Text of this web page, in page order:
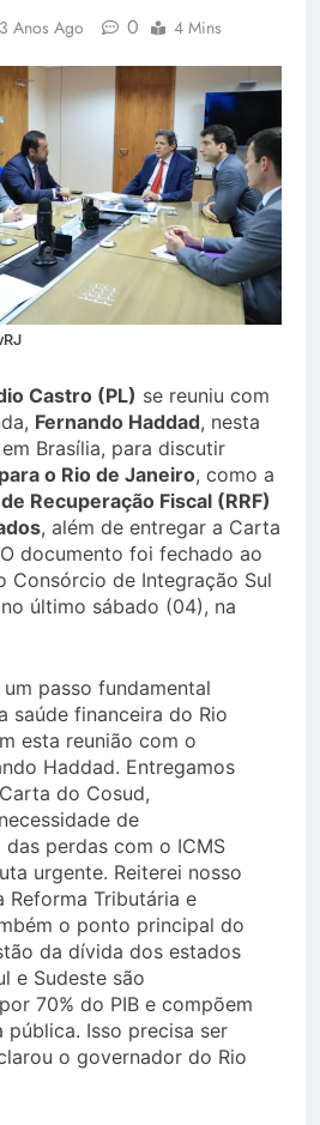
3 Anos Ago 0 4 Mins
Castro (PL) se reuniu com
Fernando Haddad, nesta
Brasília, para discutir
o Rio de Janeiro, como a
Recuperação Fiscal (RRF)
, além de entregar a Carta
documento foi fechado ao
Consórcio de Integração Sul
último sábado (04), na
um passo fundamental
saúde financeira do Rio
esta reunião com o
Haddad. Entregamos
do Cosud,
de
perdas com o ICMS
urgente. Reiterei nosso
Reforma Tributária e
o ponto principal do
da dívida dos estados
e Sudeste são
70% do PIB e compõem
pública. Isso precisa ser
o governador do Rio